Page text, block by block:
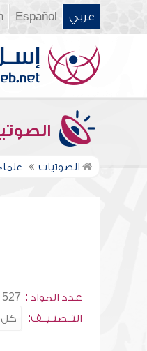
عربي Español
الصوتيات
عدد المواد : 527
التــصنـيــف: